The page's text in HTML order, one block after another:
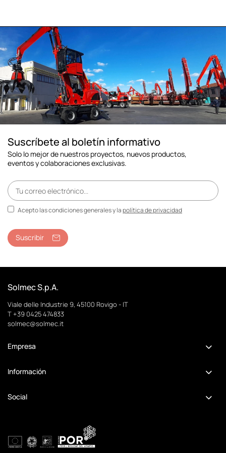
Suscríbete al boletín informativo
Solo lo mejor de nuestros proyectos, nuevos productos,
eventos y colaboraciones exclusivas.
Acepto las condiciones generales y lapolítica de privacidad
Suscribir
Solmec S.p.A.
Viale delle Industrie 9, 45100 Rovigo - IT
T +39 0425 474833
solmec@solmec.it
Empresa
Información
Social